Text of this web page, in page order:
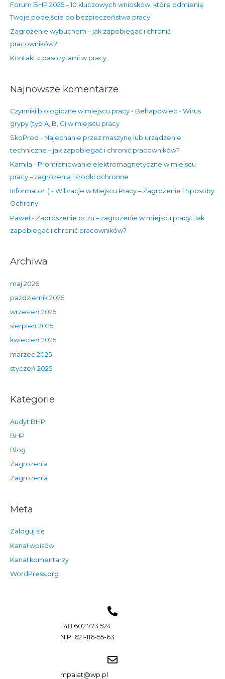
a
Forum BHP 2025 – 10 kluczowych wniosków, które odmienią
Twoje podejście do bezpieczeństwa pracy
Zagrożenie wybuchem – jak zapobiegać i chronić
pracowników?
Kontakt z pasożytami w pracy
Najnowsze komentarze
Czynniki biologiczne w miejscu pracy - Behapowiec - Wirus
grypy (typ A, B, C) w miejscu pracy
SkoProd - Najechanie przez maszynę lub urządzenie
techniczne – jak zapobiegać i chronić pracowników?
Kamila - Promieniowanie elektromagnetyczne w miejscu
pracy – zagrożenia i środki ochronne
Informator :) - Wibracje w Miejscu Pracy – Zagrożenie i Sposoby
Ochrony
Paweł- Zaprószenie oczu – zagrożenie w miejscu pracy. Jak
zapobiegać i chronić pracowników?
Archiwa
maj 2026
październik 2025
wrzesień 2025
sierpień 2025
kwiecień 2025
marzec 2025
styczeń 2025
Kategorie
Audyt BHP
BHP
Blog
Zagrożenia
Zagrożenia
Meta
Zaloguj się
Kanał wpisów
Kanał komentarzy
WordPress.org
+48 602 773 524
NIP: 621-116-55-63
mpalat@wp.pl